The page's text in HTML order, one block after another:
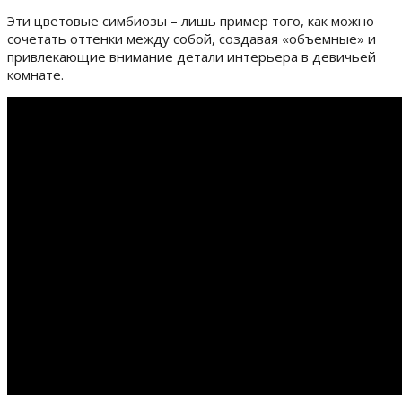
Эти цветовые симбиозы – лишь пример того, как можно
сочетать оттенки между собой, создавая «объемные» и
привлекающие внимание детали интерьера в девичьей
комнате.